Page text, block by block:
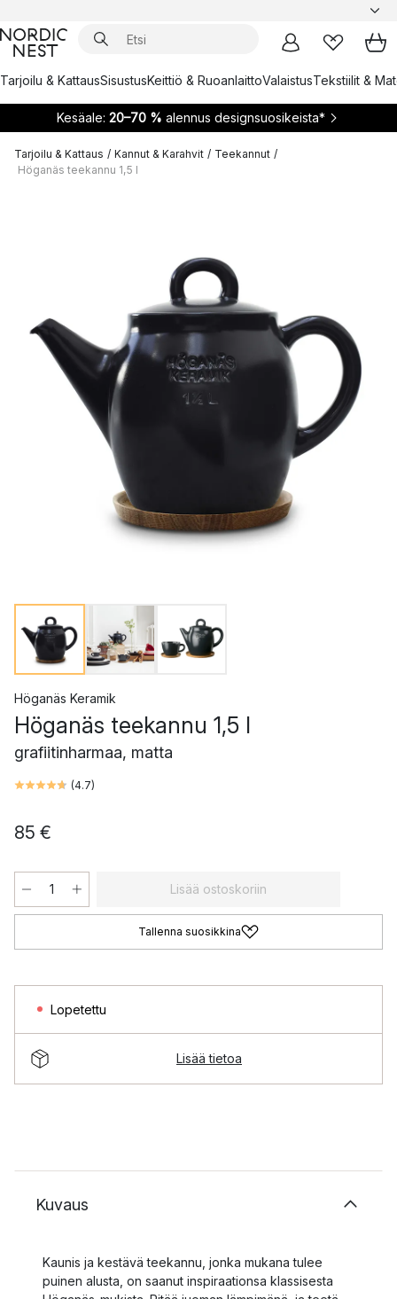
Tarjoilu & KattausSisustusKeittiö & RuoanlaittoValaistusTekstiilit &
Kesäale: 20–70 % alennus designsuosikeista*
Tarjoilu & Kattaus / Kannut & Karahvit / Teekannut /
Höganäs teekannu 1,5 l
Höganäs Keramik
Höganäs teekannu 1,5 l
grafiitinharmaa, matta
(4.7)
85 €
Lisää ostoskoriin
Tallenna suosikkina
Lopetettu
Lisää tietoa
Kuvaus
Kaunis ja kestävä teekannu, jonka mukana tulee
puinen alusta, on saanut inspiraationsa klassisesta